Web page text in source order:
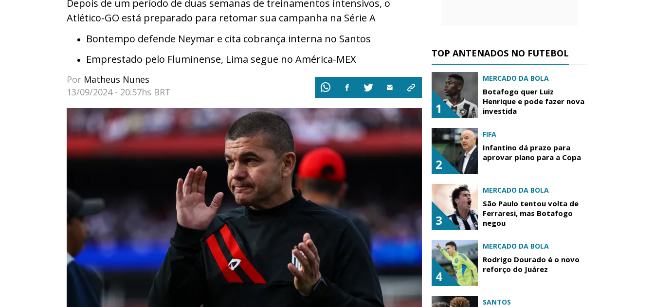
Depois de um período de duas semanas de treinamentos intensivos, o
Atlético-GO está preparado para retomar sua campanha na Série A
Bontempo defende Neymar e cita cobrança interna no Santos
Emprestado pelo Fluminense, Lima segue no América-MEX
Por Matheus Nunes
13/09/2024 - 20:57hs BRT
TOP ANTENADOS NO FUTEBOL
1
MERCADO DA BOLA
Botafogo quer Luiz
Henrique e pode fazer nova
investida
2
FIFA
Infantino dá prazo para
aprovar plano para a Copa
3
MERCADO DA BOLA
São Paulo tentou volta de
Ferraresi, mas Botafogo
negou
4
MERCADO DA BOLA
Rodrigo Dourado é o novo
reforço do Juárez
SANTOS